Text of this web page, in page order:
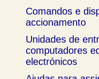
Comandos e
accionamento
Unidades de
computadores
electrónicos